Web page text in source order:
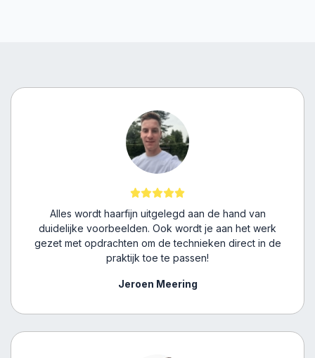
Alles wordt haarfijn uitgelegd aan de hand van
duidelijke voorbeelden. Ook wordt je aan het werk
gezet met opdrachten om de technieken direct in de
praktijk toe te passen!
Jeroen Meering